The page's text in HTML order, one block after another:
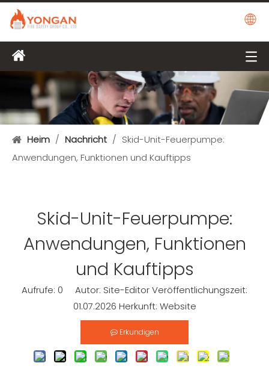
Heim / Nachricht / Skid-Unit-Feuerpumpe:
Anwendungen, Funktionen und Kauftipps
Skid-Unit-Feuerpumpe:
Anwendungen, Funktionen
und Kauftipps
Aufrufe: 0 Autor: Site-Editor Veröffentlichungszeit:
01.07.2026 Herkunft: Website
Erkundigen